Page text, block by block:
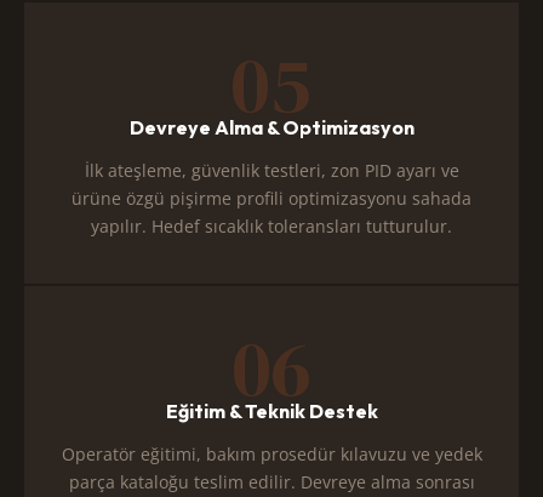
05
Devreye Alma & Optimizasyon
İlk ateşleme, güvenlik testleri, zon PID ayarı ve
ürüne özgü pişirme profili optimizasyonu sahada
yapılır. Hedef sıcaklık toleransları tutturulur.
06
Eğitim & Teknik Destek
Operatör eğitimi, bakım prosedür kılavuzu ve yedek
parça kataloğu teslim edilir. Devreye alma sonrası